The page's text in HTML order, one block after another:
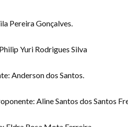
Pereira Gonçalves.
Yuri Rodrigues Silva
Anderson dos Santos.
Aline Santos dos Santos